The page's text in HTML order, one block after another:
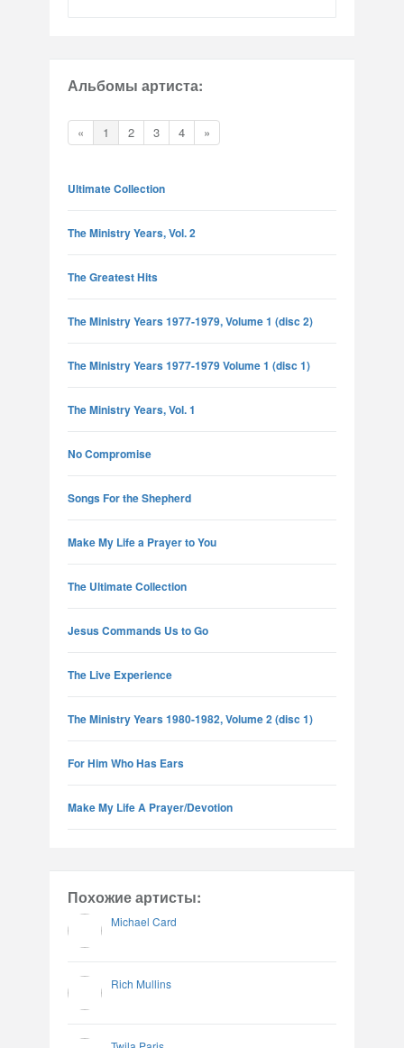
Альбомы артиста:
« 1 2 3 4 »
Ultimate Collection
The Ministry Years, Vol. 2
The Greatest Hits
The Ministry Years 1977-1979, Volume 1 (disc 2)
The Ministry Years 1977-1979 Volume 1 (disc 1)
The Ministry Years, Vol. 1
No Compromise
Songs For the Shepherd
Make My Life a Prayer to You
The Ultimate Collection
Jesus Commands Us to Go
The Live Experience
The Ministry Years 1980-1982, Volume 2 (disc 1)
For Him Who Has Ears
Make My Life A Prayer/Devotion
Похожие артисты:
Michael Card
Rich Mullins